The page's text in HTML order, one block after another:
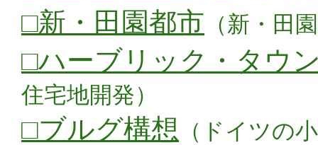
□新・田園都市 （新・田
□ハーブリック・タウ
住宅地開発）
□ブルグ構想 （ドイツの